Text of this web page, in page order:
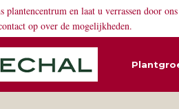
plantencentrum en laat u verrassen door
op over de mogelijkheden.